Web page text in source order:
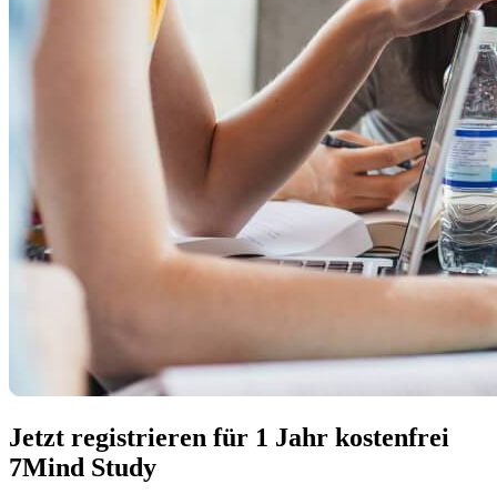
Jetzt registrieren für 1 Jahr kostenfrei
7Mind Study